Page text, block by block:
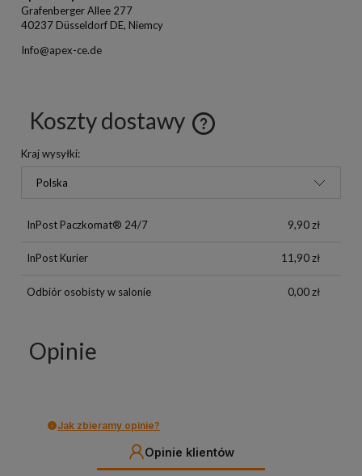
Grafenberger Allee 277
40237 Düsseldorf DE, Niemcy
Info@apex-ce.de
Koszty dostawy
Kraj wysyłki:
InPost Paczkomat® 24/7 9,90 zł
InPost Kurier 11,90 zł
Odbiór osobisty w salonie 0,00 zł
Opinie
Jak zbieramy opinie?
Opinie klientów